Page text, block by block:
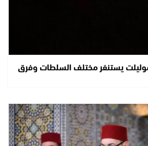
يستنفر مختلف السلطات وفرق